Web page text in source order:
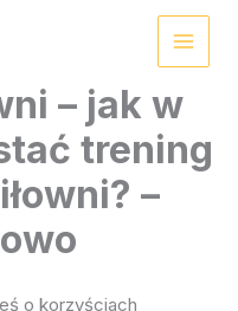
– jak w
trening
–
o korzyściach